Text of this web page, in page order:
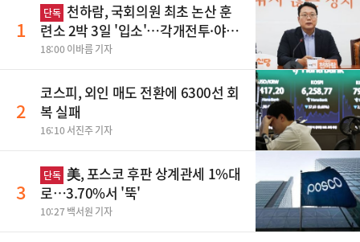
1
단독 천하람, 국회의원 최초 논산 훈
련소 2박 3일 '입소'…각개전투·야간
행군 한다
18:00 이바름 기자
2
코스피, 외인 매도 전환에 6300선 회
복 실패
16:10 서진주 기자
3
단독 美, 포스코 후판 상계관세 1%대
로…3.70%서 '뚝'
10:27 백서원 기자